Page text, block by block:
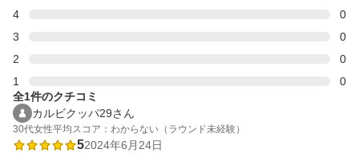
4
0
3
0
2
0
1
0
全1件のクチコミ
カルビクッパ29さん
30代女性平均スコア：わからない（ラウンド未経験）
52024年6月24日